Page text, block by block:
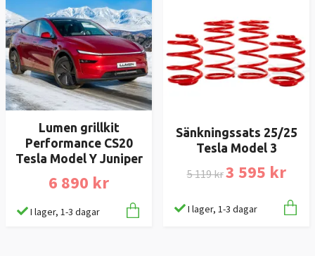
Lumen grillkit
Performance CS20
Tesla Model Y Juniper
6 890 kr
I lager, 1-3 dagar
Sänkningssats 25/25
Tesla Model 3
5 119 kr3 595 kr
I lager, 1-3 dagar